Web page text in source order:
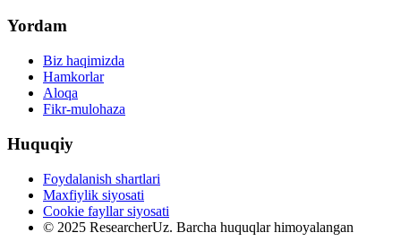
Yordam
Biz haqimizda
Hamkorlar
Aloqa
Fikr-mulohaza
Huquqiy
Foydalanish shartlari
Maxfiylik siyosati
Cookie fayllar siyosati
© 2025 ResearcherUz. Barcha huquqlar himoyalangan